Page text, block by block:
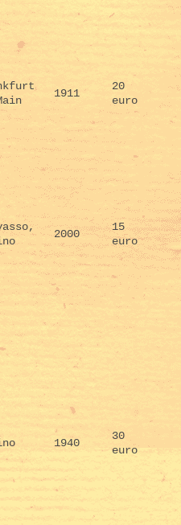
1911
20
euro
2000
15
euro
1940
30
euro